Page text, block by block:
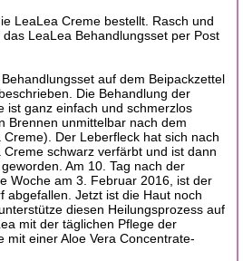
LeaLea Creme bestellt. Rasch und
LeaLea Behandlungsset per Post
auf dem Beipackzettel
Die Behandlung der
ist ganz einfach und schmerzlos
Brennen unmittelbar nach dem
Der Leberfleck hat sich nach
schwarz verfärbt und ist dann
Am 10. Tag nach der
Woche am 3. Februar 2016, ist der
abgefallen. Jetzt ist die Haut noch
diesen Heilungsprozess auf
mit der täglichen Pflege der
mit einer Aloe Vera Concentrate-